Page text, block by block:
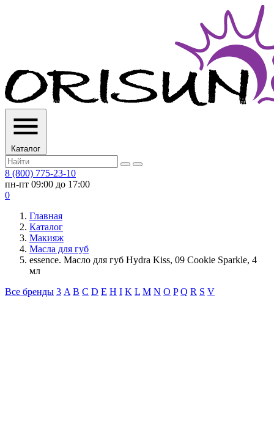
Каталог
8 (800) 775-23-10
пн-пт 09:00 до 17:00
0
Главная
Каталог
Макияж
Масла для губ
essence. Масло для губ Hydra Kiss, 09 Cookie Sparkle, 4
мл
Все бренды 3 A B C D E H I K L M N O P Q R S V